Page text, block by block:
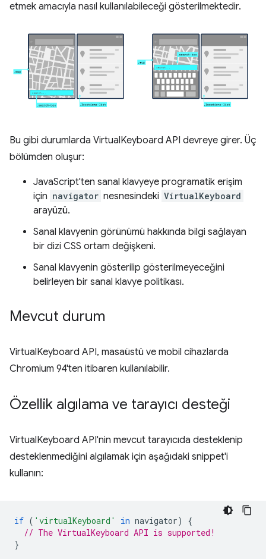
etmek amacıyla nasıl kullanılabileceği gösterilmektedir.
Bu gibi durumlarda VirtualKeyboard API devreye girer. Üç
bölümden oluşur:
JavaScript'ten sanal klavyeye programatik erişim
için navigator nesnesindeki VirtualKeyboard
arayüzü.
Sanal klavyenin görünümü hakkında bilgi sağlayan
bir dizi CSS ortam değişkeni.
Sanal klavyenin gösterilip gösterilmeyeceğini
belirleyen bir sanal klavye politikası.
Mevcut durum
VirtualKeyboard API, masaüstü ve mobil cihazlarda
Chromium 94'ten itibaren kullanılabilir.
Özellik algılama ve tarayıcı desteği
VirtualKeyboard API'nin mevcut tarayıcıda desteklenip
desteklenmediğini algılamak için aşağıdaki snippet'i
kullanın:
if ( 'virtualKeyboard' in navigator)
{
// The VirtualKeyboard API is supported!
}